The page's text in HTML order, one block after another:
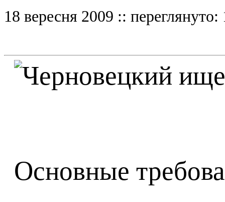
18 вересня 2009 ::
Основные